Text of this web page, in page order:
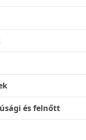
és felnőtt